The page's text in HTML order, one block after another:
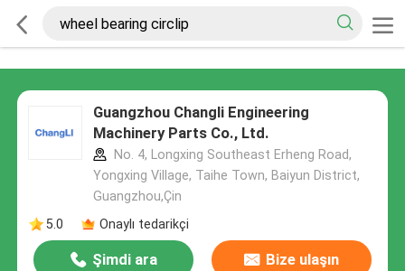
Guangzhou Changli Engineering
Machinery Parts Co., Ltd.
No. 4, Longxing Southeast Erheng Road,
Yongxing Village, Taihe Town, Baiyun District,
Guangzhou,Çin
5.0
Onaylı tedarikçi
Şimdi ara Bize ulaşın